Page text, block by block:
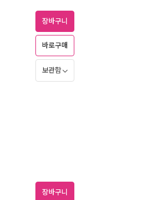
장바구니
바로구매
보관함
장바구니